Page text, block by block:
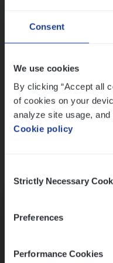
Consent
We use cookies
By clicking “Accept all
of cookies on your
analyze site usage,
Cookie policy
Selection
Strictly Necessary
Preferences
Performance Cookies
Ons